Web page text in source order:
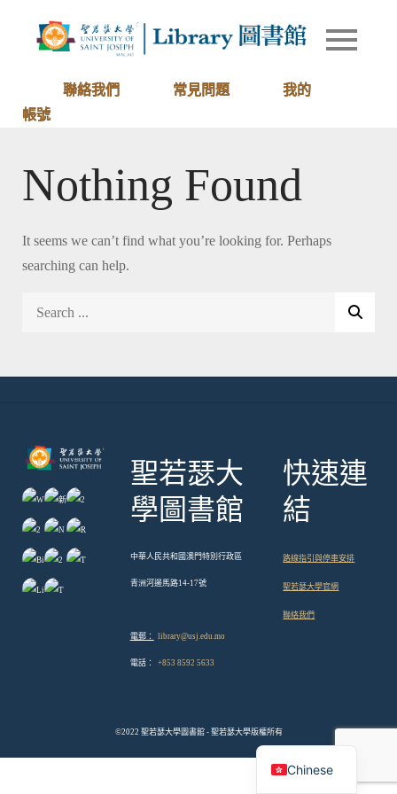
圖書館
Library of
聯絡我們 常見問題
我的
帳號
Nothing Found
It seems we can’t find what you’re looking for. Perhaps
searching can help.
聖若瑟大
學圖書館
中華人民共和國澳門特別行政區
青洲河邊馬路14-17號
電郵： library@usj.edu.mo
電話： +853 8592 5633
快速連
結
路線指引與停車安排
聖若瑟大學官網
聯絡我們
©2022 聖若瑟大學圖書館 - 聖若瑟大學版權所有
Chinese